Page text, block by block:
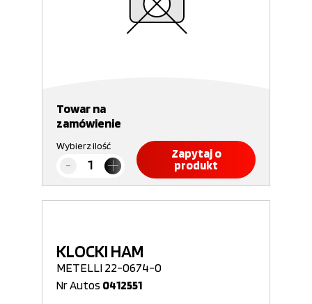
Towar na
zamówienie
Wybierz ilość
Zapytaj o
produkt
KLOCKI HAM
METELLI 22-0674-0
Nr Autos 0412551